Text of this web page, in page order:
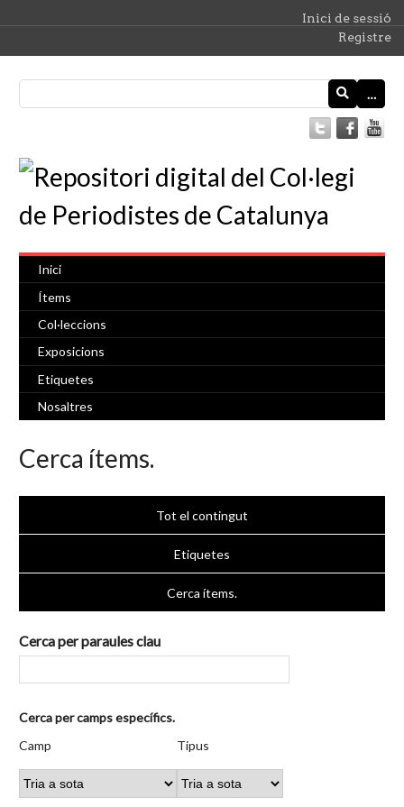
Inici de sessió
Registre
…
Inici
Ítems
Col·leccions
Exposicions
Etiquetes
Nosaltres
Cerca ítems.
Tot el contingut
Etiquetes
Cerca ítems.
Cerca per paraules clau
Nombre
files
a
"Cerca
Cerca per camps específics.
de
cerca
de
cerca
de
cerca
Joiner
Camp Tipus